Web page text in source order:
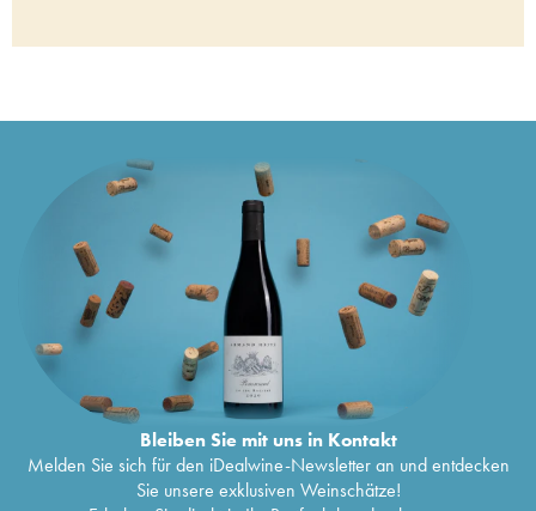
Meursault Leroy SA
Auxey-Duresses Leroy SA
2015
2015 161
Montagny Leroy SA
2015 159€
Puligny-Montrachet Leroy SA
2015 327
Côte de Nuits-Villages Leroy SA2015 260
Nuits-Saint-Georges Leroy SA
377
Chorey-lès-Beaune Leroy SA2014
Chambolle-Musigny Leroy SA
Chassagne-Montrachet 1er Cru Morgeot
Leroy SA2014
Bourgogne Leroy SA2014
Bourgogne Leroy SA2014 171€
Montagny 1er Cru Leroy SA2014
Bleiben Sie mit uns in Kontakt
Melden Sie sich für den iDealwine-Newsletter an und entdecken
Sie unsere exklusiven Weinschätze!